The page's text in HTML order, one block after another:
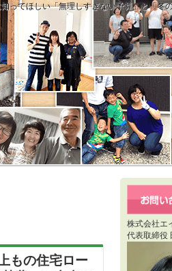
てほしい「無理しすぎない予算」と「冬
？階段の手すり義務化の歴史と「暮
【大切なお知らせ】これからの5年も
もの住宅ロー
株式会社エ
代表取締役